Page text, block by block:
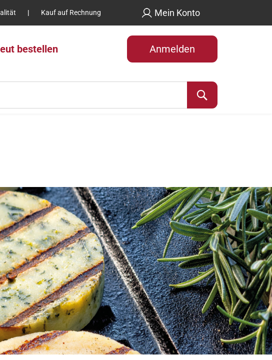
| Kauf auf Rechnung Mein Konto
bestellen Anmelden